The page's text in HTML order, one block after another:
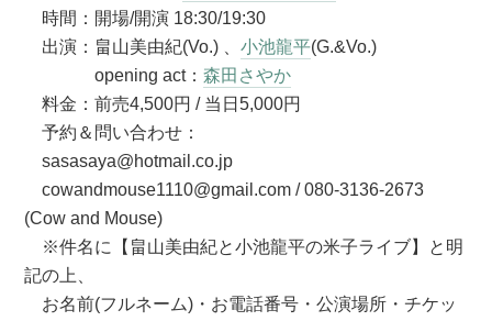
時間：開場/開演 18:30/19:30
出演：畠山美由紀(Vo.) 、小池龍平(G.&Vo.)
opening act：森田さやか
料金：前売4,500円 / 当日5,000円
予約＆問い合わせ：
sasasaya@hotmail.co.jp
cowandmouse1110@gmail.com / 080-3136-2673
(Cow and Mouse)
※件名に【畠山美由紀と小池龍平の米子ライブ】と明
記の上、
お名前(フルネーム)・お電話番号・公演場所・チケッ